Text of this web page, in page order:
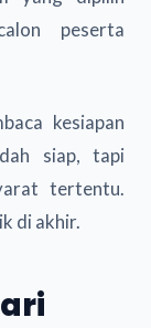
peserta
kesiapan
siap, tapi
tertentu.
di akhir.